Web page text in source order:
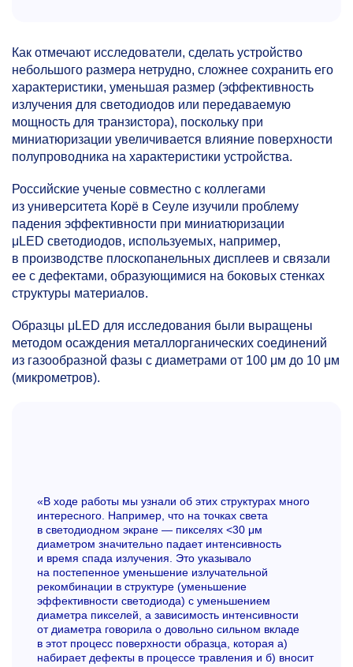
Как отмечают исследователи, сделать устройство
небольшого размера нетрудно, сложнее сохранить его
характеристики, уменьшая размер (эффективность
излучения для светодиодов или передаваемую
мощность для транзистора), поскольку при
миниатюризации увеличивается влияние поверхности
полупроводника на характеристики устройства.
Российские ученые совместно с коллегами
из университета Корё в Сеуле изучили проблему
падения эффективности при миниатюризации
μLED светодиодов, используемых, например,
в производстве плоскопанельных дисплеев и связали
ее с дефектами, образующимися на боковых стенках
структуры материалов.
Образцы μLED для исследования были выращены
методом осаждения металлорганических соединений
из газообразной фазы с диаметрами от 100 μм до 10 μм
(микрометров).
«В ходе работы мы узнали об этих структурах много
интересного. Например, что на точках света
в светодиодном экране — пикселях <30 μм
диаметром значительно падает интенсивность
и время спада излучения. Это указывало
на постепенное уменьшение излучательной
рекомбинации в структуре (уменьшение
эффективности светодиода) с уменьшением
диаметра пикселей, а зависимость интенсивности
от диаметра говорила о довольно сильном вкладе
в этот процесс поверхности образца, которая а)
набирает дефекты в процессе травления и б) вносит